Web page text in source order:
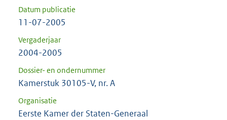
Datum publicatie
11-07-2005
Vergaderjaar
2004-2005
Dossier- en ondernummer
Kamerstuk 30105-V, nr. A
Organisatie
Eerste Kamer der Staten-Generaal